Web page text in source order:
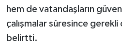
hem de vatandaşların
çalışmalar süresince gerekli
belirtti.